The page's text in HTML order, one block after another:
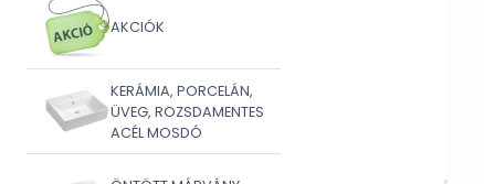
AKCIÓK
KERÁMIA, PORCELÁN,
ÜVEG, ROZSDAMENTES
ACÉL MOSDÓ